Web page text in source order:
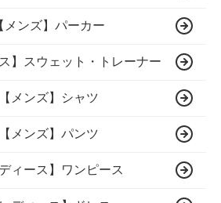
メンズ】パーカー
】スウェット・トレーナー
【メンズ】シャツ
【メンズ】パンツ
ディース】ワンピース